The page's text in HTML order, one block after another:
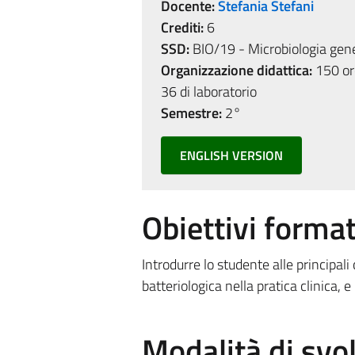
Docente:Stefania Stefani
Crediti:6
SSD:BIO/19 - Microbiologia
Organizzazione didattica:150
36 di laboratorio
Semestre:2°
ENGLISH VERSION
Obiettivi
Introdurre lo studente alle
batteriologica nella pratica clinica,